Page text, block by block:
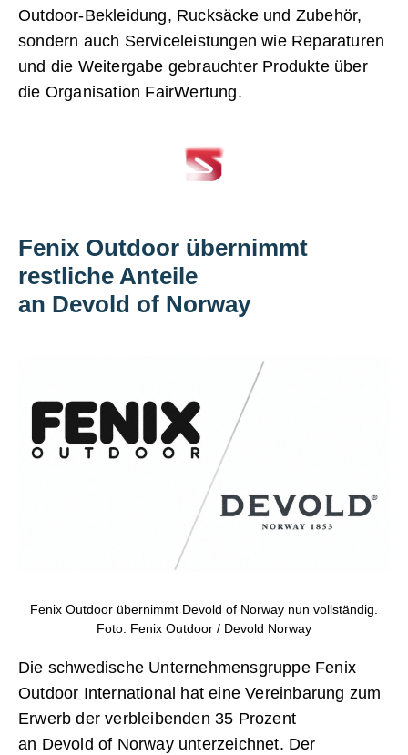
Outdoor-Bekleidung, Rucksäcke und Zubehör,
sondern auch Serviceleistungen wie Reparaturen
und die Weitergabe gebrauchter Produkte über
die Organisation FairWertung.
Fenix Outdoor übernimmt
restliche Anteile
an Devold of Norway
Fenix Outdoor übernimmt Devold of Norway nun vollständig.
Foto: Fenix Outdoor / Devold Norway
Die schwedische Unternehmensgruppe Fenix
Outdoor International hat eine Vereinbarung zum
Erwerb der verbleibenden 35 Prozent
an Devold of Norway unterzeichnet. Der